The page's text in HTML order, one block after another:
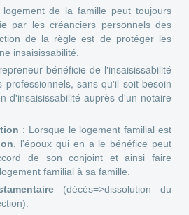
de la famille peut toujours
par les créanciers personnels des
de la règle est de protéger les
insaisissabilité.
bénéficie de l'insaisissabilité
sans qu'il soit besoin
d'insaisissabilité auprès d'un notaire
: Lorsque le logement familial est
, l'époux qui en a le bénéfice peut
de son conjoint et ainsi faire
familial à sa famille.
(décès=>dissolution du